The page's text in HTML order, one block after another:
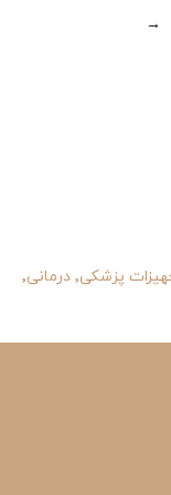
→
فروش انواع محصولات و تجهیزات پزشکی٬ درمانی٬